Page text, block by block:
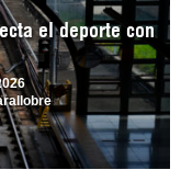
el deporte con